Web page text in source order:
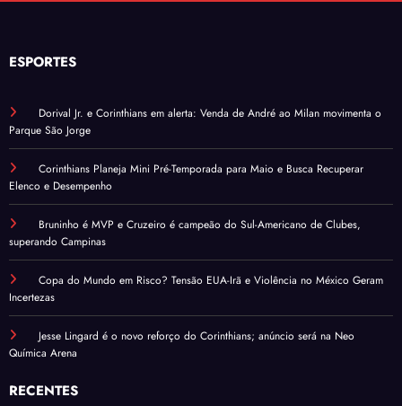
ESPORTES
Dorival Jr. e Corinthians em alerta: Venda de André ao Milan movimenta o
Parque São Jorge
Corinthians Planeja Mini Pré-Temporada para Maio e Busca Recuperar
Elenco e Desempenho
Bruninho é MVP e Cruzeiro é campeão do Sul-Americano de Clubes,
superando Campinas
Copa do Mundo em Risco? Tensão EUA-Irã e Violência no México Geram
Incertezas
Jesse Lingard é o novo reforço do Corinthians; anúncio será na Neo
Química Arena
RECENTES